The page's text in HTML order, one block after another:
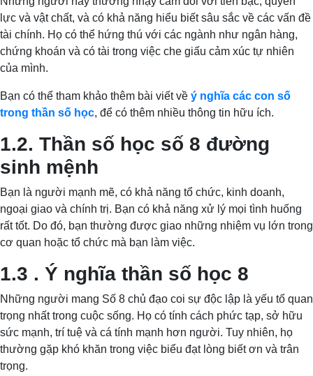
lực và vật chất, và có khả năng hiểu biết sâu sắc về các vấn đề
tài chính. Họ có thể hứng thú với các ngành như ngân hàng,
chứng khoán và có tài trong việc che giấu cảm xúc tự nhiên
của mình.
Bạn có thể tham khảo thêm bài viết về ý nghĩa các con số
trong thần số học, để có thêm nhiều thông tin hữu ích.
1.2. Thần số học số 8 đường
sinh mệnh
Bạn là người mạnh mẽ, có khả năng tổ chức, kinh doanh,
ngoại giao và chính trị. Bạn có khả năng xử lý mọi tình huống
rất tốt. Do đó, bạn thường được giao những nhiệm vụ lớn trong
cơ quan hoặc tổ chức mà bạn làm việc.
1.3 . Ý nghĩa thần số học 8
Những người mang Số 8 chủ đạo coi sự độc lập là yếu tố quan
trọng nhất trong cuộc sống. Họ có tính cách phức tạp, sở hữu
sức mạnh, trí tuệ và cá tính mạnh hơn người. Tuy nhiên, họ
thường gặp khó khăn trong việc biểu đạt lòng biết ơn và trân
trọng.